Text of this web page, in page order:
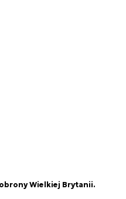
Wielkiej Brytanii.